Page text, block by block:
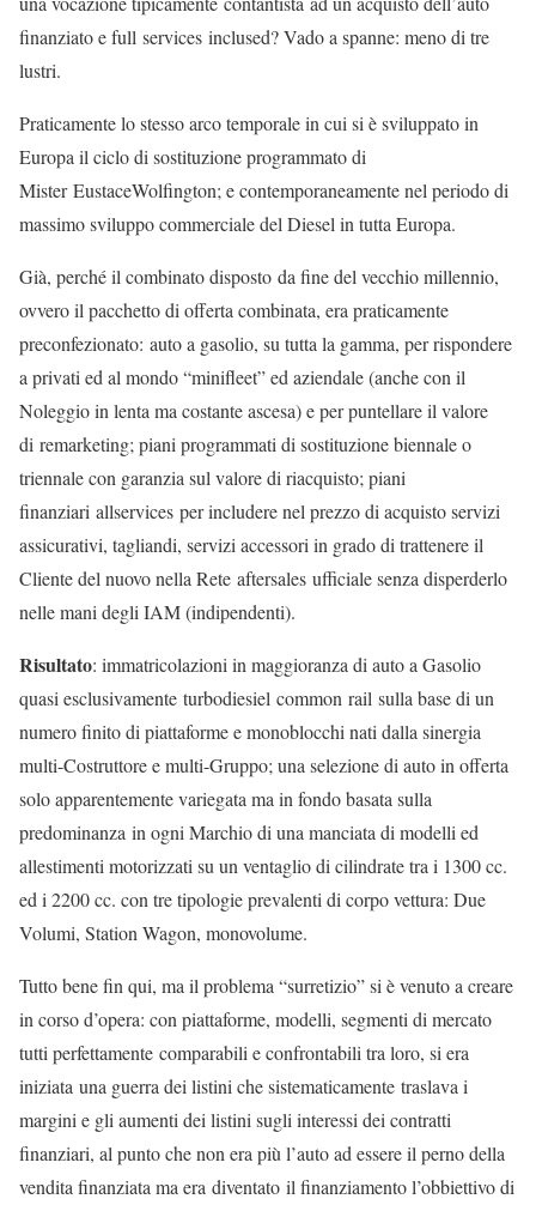
finanziato e full services inclused? Vado a spanne: meno di tre
lustri.
Praticamente lo stesso arco temporale in cui si è sviluppato in
Europa il ciclo di sostituzione programmato di
Mister EustaceWolfington; e contemporaneamente nel periodo di
massimo sviluppo commerciale del Diesel in tutta Europa.
Già, perché il combinato disposto da fine del vecchio millennio,
ovvero il pacchetto di offerta combinata, era praticamente
preconfezionato: auto a gasolio, su tutta la gamma, per rispondere
a privati ed al mondo “minifleet” ed aziendale (anche con il
Noleggio in lenta ma costante ascesa) e per puntellare il valore
di remarketing; piani programmati di sostituzione biennale o
triennale con garanzia sul valore di riacquisto; piani
finanziari allservices per includere nel prezzo di acquisto servizi
assicurativi, tagliandi, servizi accessori in grado di trattenere il
Cliente del nuovo nella Rete aftersales ufficiale senza disperderlo
nelle mani degli IAM (indipendenti).
Risultato: immatricolazioni in maggioranza di auto a Gasolio
quasi esclusivamente turbodiesiel common rail sulla base di un
numero finito di piattaforme e monoblocchi nati dalla sinergia
multi-Costruttore e multi-Gruppo; una selezione di auto in offerta
solo apparentemente variegata ma in fondo basata sulla
predominanza in ogni Marchio di una manciata di modelli ed
allestimenti motorizzati su un ventaglio di cilindrate tra i 1300 cc.
ed i 2200 cc. con tre tipologie prevalenti di corpo vettura: Due
Volumi, Station Wagon, monovolume.
Tutto bene fin qui, ma il problema “surretizio” si è venuto a creare
in corso d’opera: con piattaforme, modelli, segmenti di mercato
tutti perfettamente comparabili e confrontabili tra loro, si era
iniziata una guerra dei listini che sistematicamente traslava i
margini e gli aumenti dei listini sugli interessi dei contratti
finanziari, al punto che non era più l’auto ad essere il perno della
vendita finanziata ma era diventato il finanziamento l’obbiettivo di